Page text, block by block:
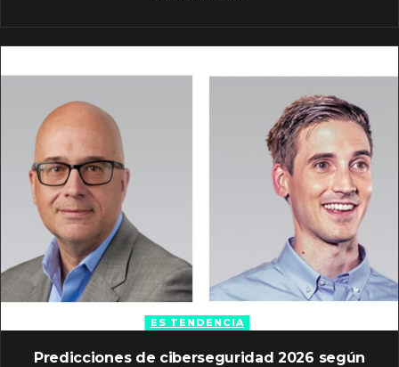
ES TENDENCIA
Predicciones de ciberseguridad 2026 según